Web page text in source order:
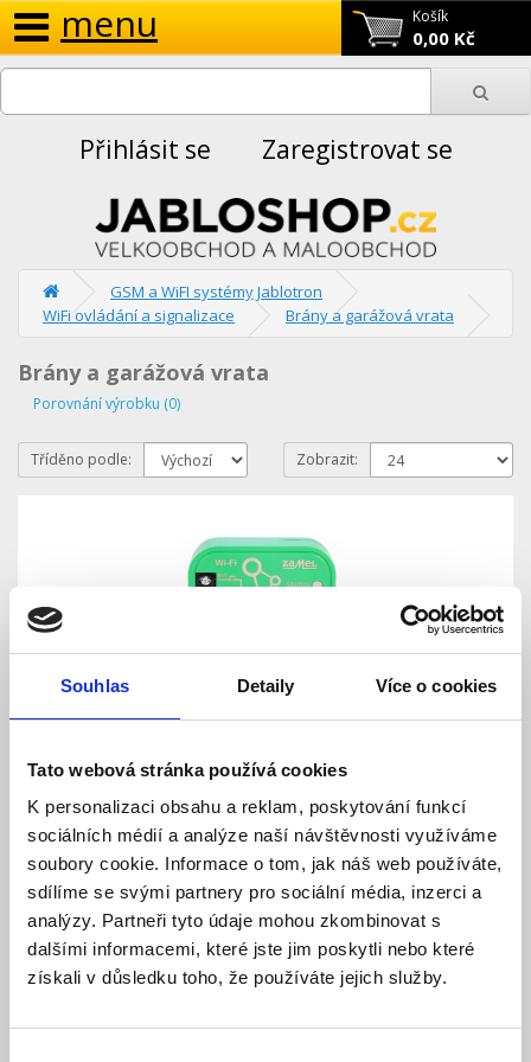
Souhlas Detaily Více o cookies
Tato webová stránka používá cookies
K personalizaci obsahu a reklam, poskytování funkcí
sociálních médií a analýze naší návštěvnosti využíváme
soubory cookie. Informace o tom, jak náš web používáte,
sdílíme se svými partnery pro sociální média, inzerci a
analýzy. Partneři tyto údaje mohou zkombinovat s
dalšími informacemi, které jste jim poskytli nebo které
získali v důsledku toho, že používáte jejich služby.
Košík
0,00 Kč
menu
Přihlásit se Zaregistrovat se
GSM a WiFI systémy Jablotron
WiFi ovládání a signalizace
Brány a garážová vrata
Brány a garážová vrata
Porovnání výrobku (0)
Tříděno podle: Zobrazit:
SBW-01 - Wi-Fi ovládání 1 brány, vrat, branky,
SUPLA, 2 vstupy pro indikaci poloh
Skladem
2 204 Kč
2 790 Kč
Detail Do košíku